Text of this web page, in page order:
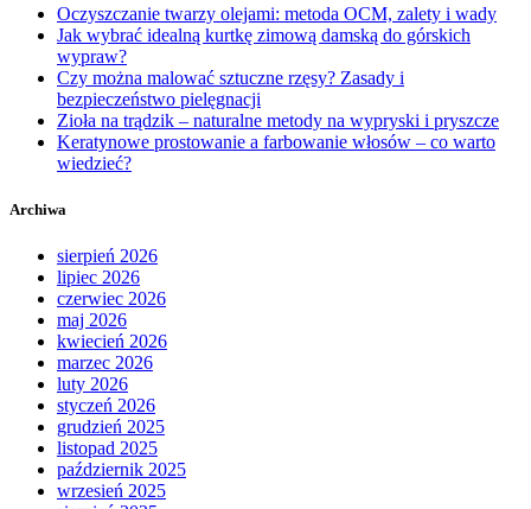
Oczyszczanie twarzy olejami: metoda OCM, zalety i wady
Jak wybrać idealną kurtkę zimową damską do górskich
wypraw?
Czy można malować sztuczne rzęsy? Zasady i
bezpieczeństwo pielęgnacji
Zioła na trądzik – naturalne metody na wypryski i pryszcze
Keratynowe prostowanie a farbowanie włosów – co warto
wiedzieć?
Archiwa
sierpień 2026
lipiec 2026
czerwiec 2026
maj 2026
kwiecień 2026
marzec 2026
luty 2026
styczeń 2026
grudzień 2025
listopad 2025
październik 2025
wrzesień 2025